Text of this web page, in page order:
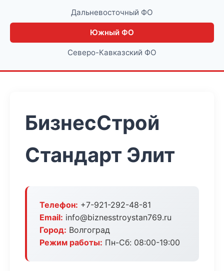
Дальневосточный ФО
Южный ФО
Северо-Кавказский ФО
БизнесСтрой
Стандарт Элит
Телефон: +7-921-292-48-81
Email: info@biznesstroystan769.ru
Город: Волгоград
Режим работы: Пн-Сб: 08:00-19:00